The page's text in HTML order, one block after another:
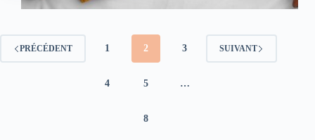
PRÉCÉDENT 1 2 3
4 5 …
8
SUIVANT